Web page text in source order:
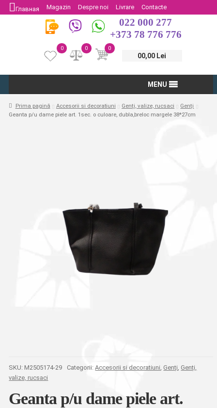
Главная Magazin Despre noi Livrare
Contacte
Protectia Consumatorului
Întoarcere
022 000 277
+373 78 776 776
0
00,00 Lei
0
0
MENU
Prima pagină Accesorii si decoratiuni Genți, valize, rucsaci
Genți
Geanta p/u dame piele art. 1sec. o culoare, dubla,breloc margele 38*27cm
SKU: M2505174-29 Categorii:Accesorii si decoratiuni, Genți, Genți,
valize, rucsaci
Geanta p/u dame piele art.